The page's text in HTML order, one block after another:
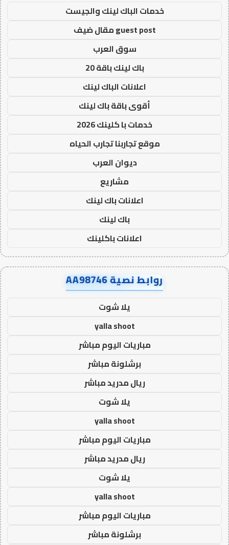
خدمات الباك لينك والجيست
guest post مقال ضيف
سوق العرب
باك لينك باقة 20
اعلانات الباك لينك
أقوى باقة باك لينك
خدمات با كلينك 2026
موقع تجاربنا تجارب الحياه
ديوان العرب
مشاريع
اعلانات باك لينك
باك لينك
اعلانات باكلينك
روابط نصية AA98746
يلا شوت
yalla shoot
مباريات اليوم مباشر
برشلونة مباشر
ريال مدريد مباشر
يلا شوت
yalla shoot
مباريات اليوم مباشر
ريال مدريد مباشر
يلا شوت
yalla shoot
مباريات اليوم مباشر
برشلونة مباشر